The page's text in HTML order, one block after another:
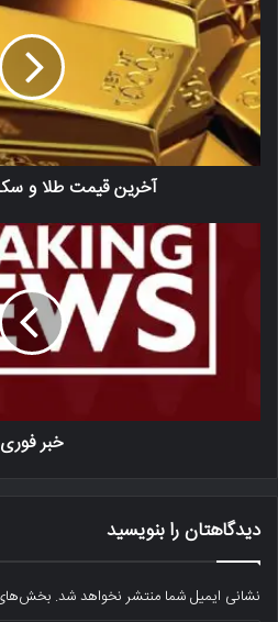
آخرین قیمت طلا و سکه
خبر فوری
دیدگاهتان را بنویسید
نشانی ایمیل شما منتشر نخواهد شد. بخش‌های